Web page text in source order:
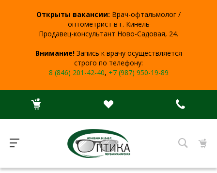
Открыты вакансии: Врач-офтальмолог /
оптометрист в г. Кинель
Продавец-консультант Ново-Садовая, 24.
Внимание!Запись к врачу осуществляется
строго по телефону:
8 (846) 201-42-40, +7 (987) 950-19-89